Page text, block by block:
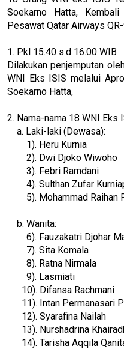
Soekarno Hatta,
Pesawat Qatar Airways
1. Pkl 15.40 s.d 16.00 WIB
Dilakukan penjemputan
WNI Eks ISIS melalui
Soekarno Hatta,
2. Nama-nama 18 WNI Eks
a. Laki-laki (Dewasa):
1). Heru Kurnia
2). Dwi Djoko Wiwoho
3). Febri Ramdani
4). Sulthan Zufar
5). Mohammad Raihan
b. Wanita:
6). Fauzakatri Djohar
7). Sita Komala
8). Ratna Nirmala
9). Lasmiati
10). Difansa Rachmani
11). Intan Permanasari
12). Syarafina Nailah
13). Nurshadrina
14). Tarisha Aqqila